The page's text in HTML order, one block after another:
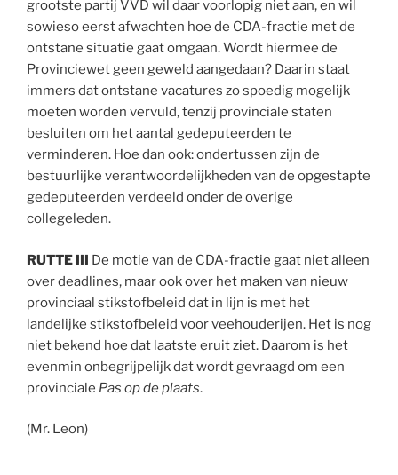
grootste partij VVD wil daar voorlopig niet aan, en wil
sowieso eerst afwachten hoe de CDA-fractie met de
ontstane situatie gaat omgaan. Wordt hiermee de
Provinciewet geen geweld aangedaan? Daarin staat
immers dat ontstane vacatures zo spoedig mogelijk
moeten worden vervuld, tenzij provinciale staten
besluiten om het aantal gedeputeerden te
verminderen. Hoe dan ook: ondertussen zijn de
bestuurlijke verantwoordelijkheden van de opgestapte
gedeputeerden verdeeld onder de overige
collegeleden.
RUTTE III De motie van de CDA-fractie gaat niet alleen
over deadlines, maar ook over het maken van nieuw
provinciaal stikstofbeleid dat in lijn is met het
landelijke stikstofbeleid voor veehouderijen. Het is nog
niet bekend hoe dat laatste eruit ziet. Daarom is het
evenmin onbegrijpelijk dat wordt gevraagd om een
provinciale Pas op de plaats.
(Mr. Leon)